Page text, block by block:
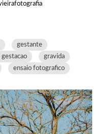
gestante
gestacao
gravida
ensaio fotografico